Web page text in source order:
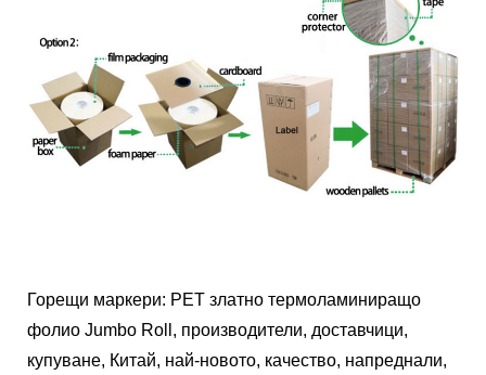
Горещи маркери: PET златно термоламиниращо
фолио Jumbo Roll, производители, доставчици,
купуване, Китай, най-новото, качество, напреднали,